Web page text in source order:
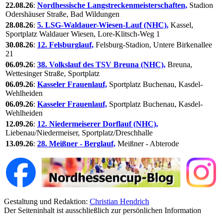
22.08.26: Nordhessische Langstreckenmeisterschaften, Stadion
Odershäuser Straße, Bad Wildungen
28.08.26: 5. LSG-Waldauer-Wiesen-Lauf (NHC), Kassel,
Sportplatz Waldauer Wiesen, Lore-Klitsch-Weg 1
30.08.26: 12. Felsburglauf, Felsburg-Stadion, Untere Birkenallee
21
06.09.26: 38. Volkslauf des TSV Breuna (NHC), Breuna,
Wettesinger Straße, Sportplatz
06.09.26: Kasseler Frauenlauf, Sportplatz Buchenau, Kasdel-
Wehlheiden
06.09.26: Kasseler Frauenlauf, Sportplatz Buchenau, Kasdel-
Wehlheiden
12.09.26: 12. Niedermeiserer Dorflauf (NHC),
Liebenau/Niedermeiser, Sportplatz/Dreschhalle
13.09.26: 28. Meißner - Berglauf, Meißner - Abterode
Gestaltung und Redaktion: Christian Hendrich
Der Seiteninhalt ist ausschließlich zur persönlichen Information